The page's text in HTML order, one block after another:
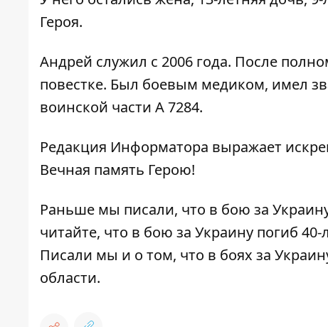
Героя.
Андрей служил с 2006 года. После
повестке. Был боевым медиком, имел
воинской части А 7284.
Редакция Информатора выражает
Вечная память Герою!
Раньше мы писали, что в бою за
читайте, что в бою за Украину погиб
Писали мы и о том, что в боях за
области.